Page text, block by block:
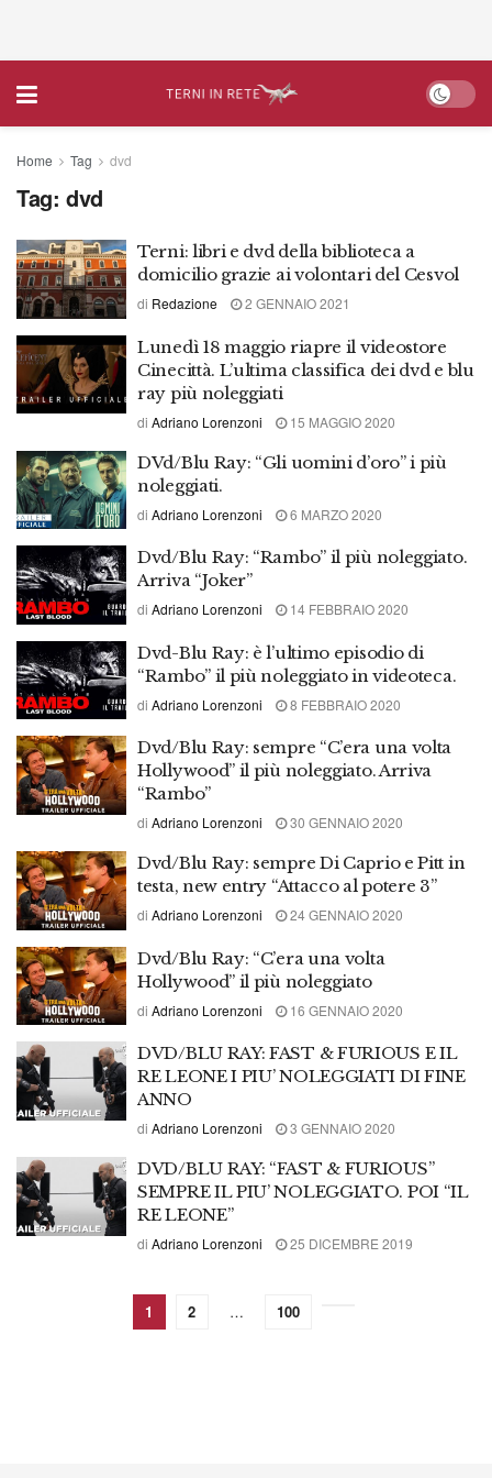
Home Tag dvd
Tag: dvd
Terni: libri e dvd della biblioteca a
domicilio grazie ai volontari del Cesvol
di Redazione 2 GENNAIO 2021
Lunedì 18 maggio riapre il videostore
Cinecittà. L’ultima classifica dei dvd e blu
ray più noleggiati
di Adriano Lorenzoni 15 MAGGIO 2020
DVd/Blu Ray: “Gli uomini d’oro” i più
noleggiati.
di Adriano Lorenzoni 6 MARZO 2020
Dvd/Blu Ray: “Rambo” il più noleggiato.
Arriva “Joker”
di Adriano Lorenzoni 14 FEBBRAIO 2020
Dvd-Blu Ray: è l’ultimo episodio di
“Rambo” il più noleggiato in videoteca.
di Adriano Lorenzoni 8 FEBBRAIO 2020
Dvd/Blu Ray: sempre “C’era una volta
Hollywood” il più noleggiato. Arriva
“Rambo”
di Adriano Lorenzoni 30 GENNAIO 2020
Dvd/Blu Ray: sempre Di Caprio e Pitt in
testa, new entry “Attacco al potere 3”
di Adriano Lorenzoni 24 GENNAIO 2020
Dvd/Blu Ray: “C’era una volta
Hollywood” il più noleggiato
di Adriano Lorenzoni 16 GENNAIO 2020
DVD/BLU RAY: FAST & FURIOUS E IL
RE LEONE I PIU’ NOLEGGIATI DI FINE
ANNO
di Adriano Lorenzoni 3 GENNAIO 2020
DVD/BLU RAY: “FAST & FURIOUS”
SEMPRE IL PIU’ NOLEGGIATO. POI “IL
RE LEONE”
di Adriano Lorenzoni 25 DICEMBRE 2019
1 2 … 100